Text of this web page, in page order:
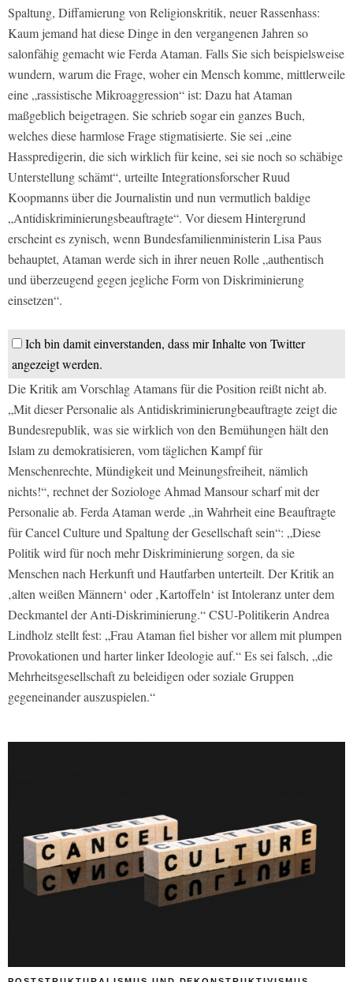
Spaltung, Diffamierung von Religionskritik, neuer Rassenhass:
Kaum jemand hat diese Dinge in den vergangenen Jahren so
salonfähig gemacht wie Ferda Ataman. Falls Sie sich beispielsweise
wundern, warum die Frage, woher ein Mensch komme, mittlerweile
eine „rassistische Mikroaggression“ ist: Dazu hat Ataman
maßgeblich beigetragen. Sie schrieb sogar ein ganzes Buch,
welches diese harmlose Frage stigmatisierte. Sie sei „eine
Hasspredigerin, die sich wirklich für keine, sei sie noch so schäbige
Unterstellung schämt“, urteilte Integrationsforscher Ruud
Koopmanns über die Journalistin und nun vermutlich baldige
„Antidiskriminierungsbeauftragte“. Vor diesem Hintergrund
erscheint es zynisch, wenn Bundesfamilienministerin Lisa Paus
behauptet, Ataman werde sich in ihrer neuen Rolle „authentisch
und überzeugend gegen jegliche Form von Diskriminierung
einsetzen“.
Ich bin damit einverstanden, dass mir Inhalte von Twitter
angezeigt werden.
Die Kritik am Vorschlag Atamans für die Position reißt nicht ab.
„Mit dieser Personalie als Antidiskriminierungbeauftragte zeigt die
Bundesrepublik, was sie wirklich von den Bemühungen hält den
Islam zu demokratisieren, vom täglichen Kampf für
Menschenrechte, Mündigkeit und Meinungsfreiheit, nämlich
nichts!“, rechnet der Soziologe Ahmad Mansour scharf mit der
Personalie ab. Ferda Ataman werde „in Wahrheit eine Beauftragte
für Cancel Culture und Spaltung der Gesellschaft sein“: „Diese
Politik wird für noch mehr Diskriminierung sorgen, da sie
Menschen nach Herkunft und Hautfarben unterteilt. Der Kritik an
‚alten weißen Männern‘ oder ‚Kartoffeln‘ ist Intoleranz unter dem
Deckmantel der Anti-Diskriminierung.“ CSU-Politikerin Andrea
Lindholz stellt fest: „Frau Ataman fiel bisher vor allem mit plumpen
Provokationen und harter linker Ideologie auf.“ Es sei falsch, „die
Mehrheitsgesellschaft zu beleidigen oder soziale Gruppen
gegeneinander auszuspielen.“